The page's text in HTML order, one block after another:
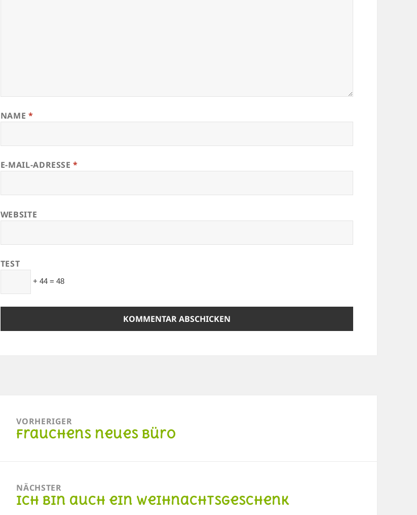
NAME *
E-MAIL-ADRESSE*
WEBSITE
TEST
+ 44 = 48
VORHERIGER
Vorheriger
Frauchens neues Büro
NÄCHSTER
Nächster
Ich bin auch ein Weihnachtsgeschenk